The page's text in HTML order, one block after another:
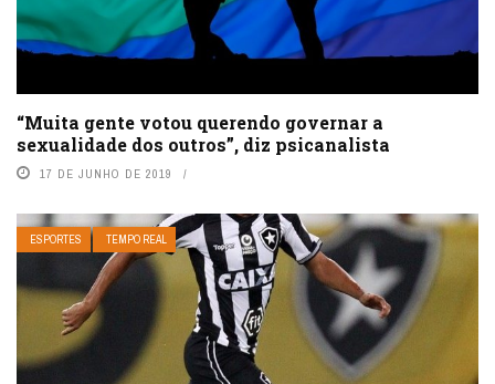
“Muita gente votou querendo governar a
sexualidade dos outros”, diz psicanalista
17 DE JUNHO DE 2019
ESPORTES TEMPO REAL